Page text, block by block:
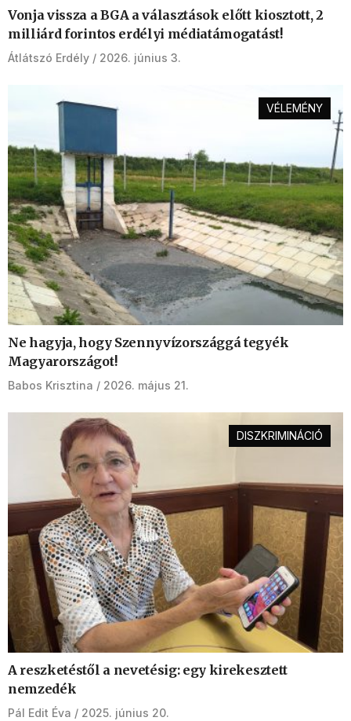
Vonja vissza a BGA a választások előtt kiosztott, 2
milliárd forintos erdélyi médiatámogatást!
Átlátszó Erdély 2026. június 3.
VÉLEMÉNY
Ne hagyja, hogy Szennyvízországgá tegyék
Magyarországot!
Babos Krisztina 2026. május 21.
DISZKRIMINÁCIÓ
A reszketéstől a nevetésig: egy kirekesztett
nemzedék
Pál Edit Éva 2025. június 20.